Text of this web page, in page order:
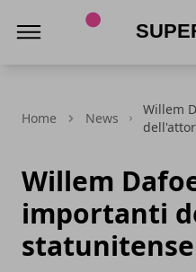
Home News
Willem
Willem
importanti
statunitense